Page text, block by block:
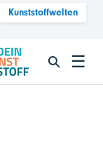
Kunststoffwelten
☰